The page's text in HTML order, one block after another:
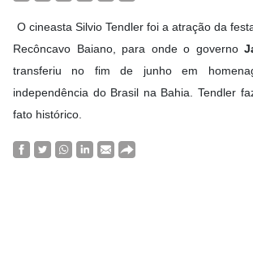
O cineasta Silvio Tendler foi a atração da
Recôncavo Baiano, para onde o governo
transferiu no fim de junho em
independência do Brasil na Bahia. Tendler
fato histórico.